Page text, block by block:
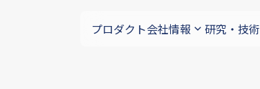
プロダクト会社情報 研究・技術